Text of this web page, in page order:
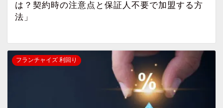
は？契約時の注意点と保証人不要で加盟する方
法」
フランチャイズ 利回り